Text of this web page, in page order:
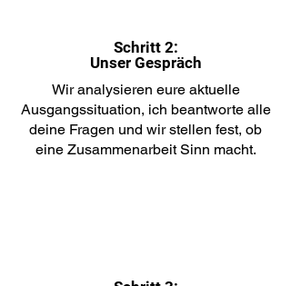
Schritt 2:
Unser Gespräch
Wir analysieren eure aktuelle
Ausgangssituation, ich beantworte alle
deine Fragen und wir stellen fest, ob
eine Zusammenarbeit Sinn macht.